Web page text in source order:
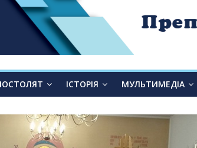
ІСТОРІЯ МУЛЬТИМЕДІА